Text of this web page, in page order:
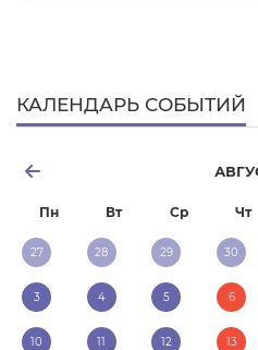
КАЛЕНДАРЬ СОБЫТИЙ
Пн Вт Ср Чт
27 28 29 30
3 4 5 6
10 11 12 13